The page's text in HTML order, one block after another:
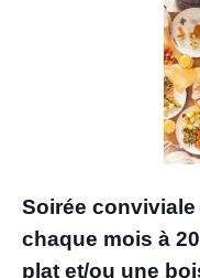
Soirée
chaque mois à
plat et/ou une